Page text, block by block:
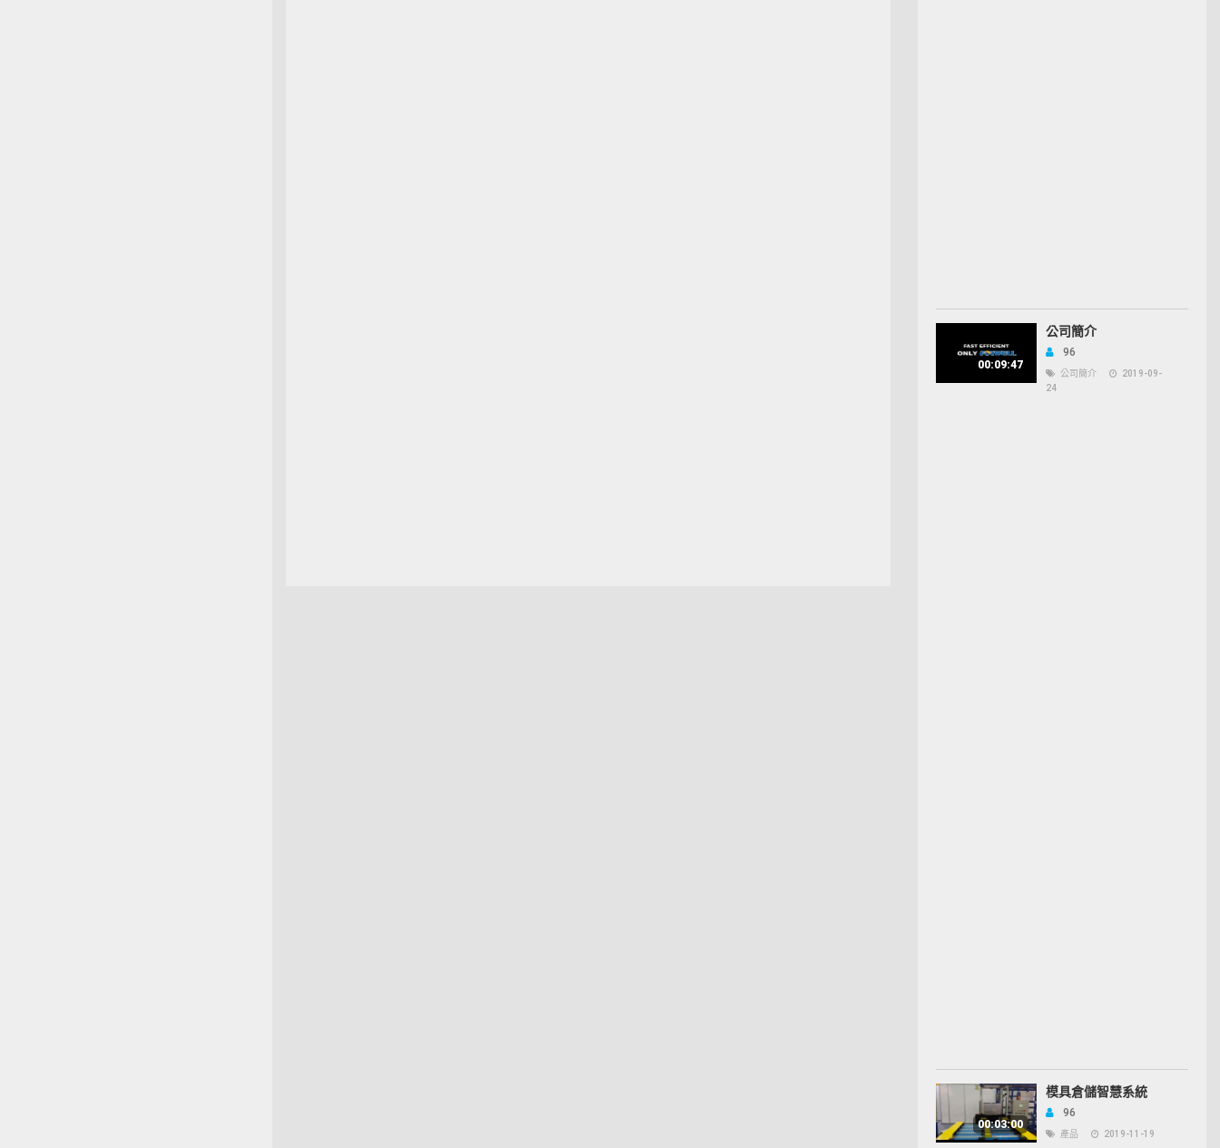
00:09:47
公司簡介
96
公司簡介
2019-09-
24
00:03:00
模具倉儲智慧系統
96
產品 2019-11-19